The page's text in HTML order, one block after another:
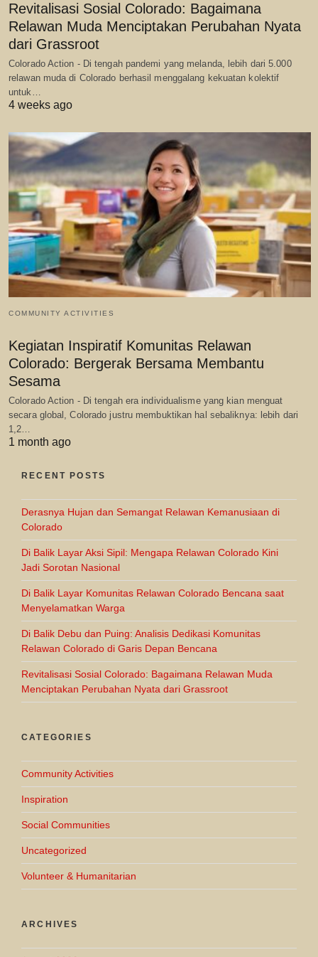
Revitalisasi Sosial Colorado: Bagaimana
Relawan Muda Menciptakan Perubahan Nyata
dari Grassroot
Colorado Action - Di tengah pandemi yang melanda, lebih dari 5.000
relawan muda di Colorado berhasil menggalang kekuatan kolektif
untuk…
4 weeks ago
COMMUNITY ACTIVITIES
Kegiatan Inspiratif Komunitas Relawan
Colorado: Bergerak Bersama Membantu
Sesama
Colorado Action - Di tengah era individualisme yang kian menguat
secara global, Colorado justru membuktikan hal sebaliknya: lebih dari
1,2…
1 month ago
RECENT POSTS
Derasnya Hujan dan Semangat Relawan Kemanusiaan di
Colorado
Di Balik Layar Aksi Sipil: Mengapa Relawan Colorado Kini
Jadi Sorotan Nasional
Di Balik Layar Komunitas Relawan Colorado Bencana saat
Menyelamatkan Warga
Di Balik Debu dan Puing: Analisis Dedikasi Komunitas
Relawan Colorado di Garis Depan Bencana
Revitalisasi Sosial Colorado: Bagaimana Relawan Muda
Menciptakan Perubahan Nyata dari Grassroot
CATEGORIES
Community Activities
Inspiration
Social Communities
Uncategorized
Volunteer & Humanitarian
ARCHIVES